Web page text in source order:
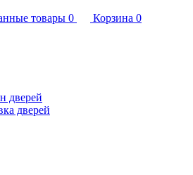
товары 0 Корзина 0
дверей
дверей